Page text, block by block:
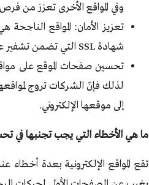
وفي المواقع الأخرى تعزز من
تعزيز الأمان: المواقع
شهادة SSL التي تضمن تشفير عملية التبادل داخل الموقع.
تحسين صفحات الموقع على
لذلك فإنّ الشركات تروج
إلى موقعها الإلكتروني.
ما هي الأخطاء التي يجب تجنبها في
تقع المواقع الإلكترونية بعدة